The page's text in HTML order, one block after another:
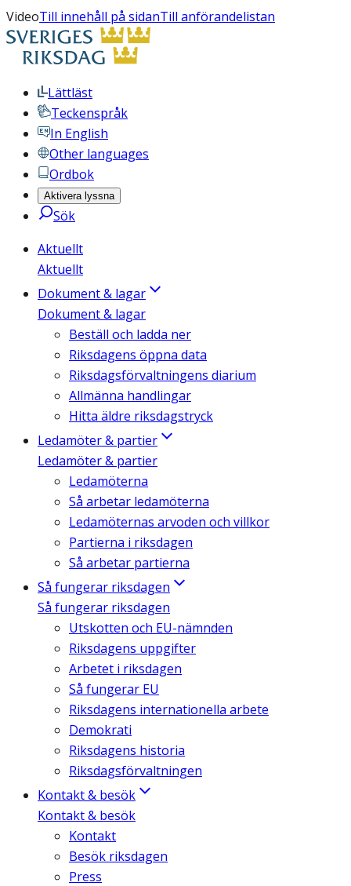
VideoTill innehåll på sidanTill anförandelistan
Lättläst
Teckenspråk
In English
Other languages
Ordbok
Aktivera lyssna
Sök
Aktuellt
Aktuellt
Dokument & lagar
Dokument & lagar
Beställ och ladda ner
Riksdagens öppna data
Riksdagsförvaltningens diarium
Allmänna handlingar
Hitta äldre riksdagstryck
Ledamöter & partier
Ledamöter & partier
Ledamöterna
Så arbetar ledamöterna
Ledamöternas arvoden och villkor
Partierna i riksdagen
Så arbetar partierna
Så fungerar riksdagen
Så fungerar riksdagen
Utskotten och EU-nämnden
Riksdagens uppgifter
Arbetet i riksdagen
Så fungerar EU
Riksdagens internationella arbete
Demokrati
Riksdagens historia
Riksdagsförvaltningen
Kontakt & besök
Kontakt & besök
Kontakt
Besök riksdagen
Press